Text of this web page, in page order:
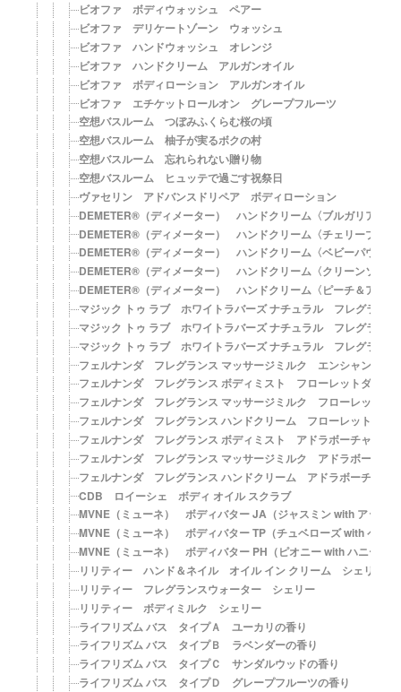
ビオファ ボディウォッシュ ペアー
ビオファ デリケートゾーン ウォッシュ
ビオファ ハンドウォッシュ オレンジ
ビオファ ハンドクリーム アルガンオイル
ビオファ ボディローション アルガンオイル
ビオファ エチケットロールオン グレープフルーツ
空想バスルーム つぼみふくらむ桜の頃
空想バスルーム 柚子が実るボクの村
空想バスルーム 忘れられない贈り物
空想バスルーム ヒュッテで過ごす祝祭日
ヴァセリン アドバンスドリペア ボディローション
DEMETER®（ディメーター） ハンドクリーム〈ブルガリアロー
DEMETER®（ディメーター） ハンドクリーム〈チェリーブロッ
DEMETER®（ディメーター） ハンドクリーム〈ベビーパウダー
DEMETER®（ディメーター） ハンドクリーム〈クリーンソープ
DEMETER®（ディメーター） ハンドクリーム〈ピーチ＆アプリ
マジック トゥ ラブ ホワイトラバーズ ナチュラル フレグラン
マジック トゥ ラブ ホワイトラバーズ ナチュラル フレグラン
マジック トゥ ラブ ホワイトラバーズ ナチュラル フレグラン
フェルナンダ フレグランス マッサージミルク エンシャントス
フェルナンダ フレグランス ボディミスト フローレットダリア
フェルナンダ フレグランス マッサージミルク フローレットダ
フェルナンダ フレグランス ハンドクリーム フローレットダリ
フェルナンダ フレグランス ボディミスト アドラボーチャーブ
フェルナンダ フレグランス マッサージミルク アドラボーチャ
フェルナンダ フレグランス ハンドクリーム アドラボーチャー
CDB ロイーシェ ボディ オイル スクラブ
MVNE（ミューネ） ボディバター JA（ジャスミン with アップ
MVNE（ミューネ） ボディバター TP（チュベローズ with ペア
MVNE（ミューネ） ボディバター PH（ピオニー with ハニー）
リリティー ハンド＆ネイル オイル イン クリーム シェリー
リリティー フレグランスウォーター シェリー
リリティー ボディミルク シェリー
ライフリズム バス タイプＡ ユーカリの香り
ライフリズム バス タイプＢ ラベンダーの香り
ライフリズム バス タイプＣ サンダルウッドの香り
ライフリズム バス タイプＤ グレープフルーツの香り